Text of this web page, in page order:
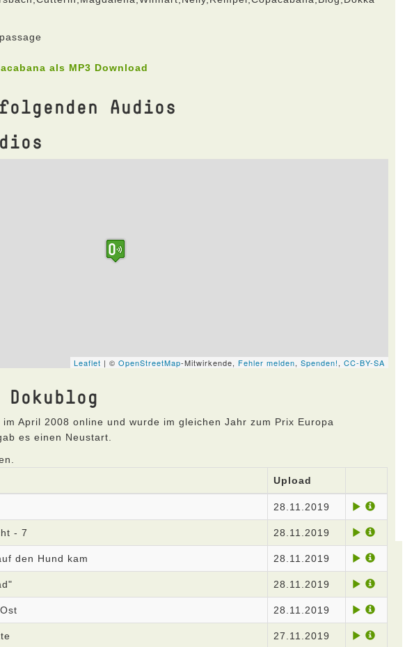
als MP3 Download
Audios
April 2008 online und wurde im gleichen Jahr zum Prix Europa
es einen Neustart.
Upload
28.11.2019
- 7 28.11.2019
den Hund kam 28.11.2019
28.11.2019
28.11.2019
27.11.2019